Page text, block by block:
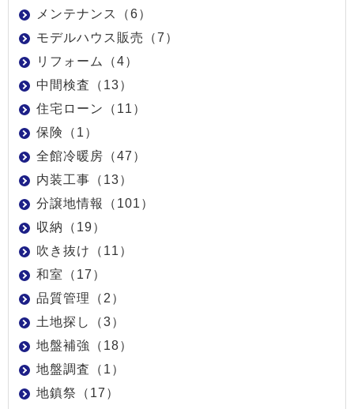
メンテナンス（6）
モデルハウス販売（7）
リフォーム（4）
中間検査（13）
住宅ローン（11）
保険（1）
全館冷暖房（47）
内装工事（13）
分譲地情報（101）
収納（19）
吹き抜け（11）
和室（17）
品質管理（2）
土地探し（3）
地盤補強（18）
地盤調査（1）
地鎮祭（17）